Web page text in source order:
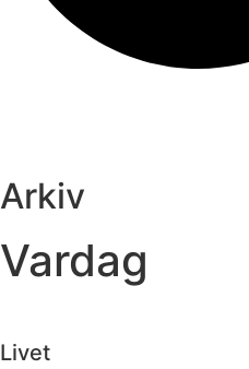
Arkiv
Vardag
Livet